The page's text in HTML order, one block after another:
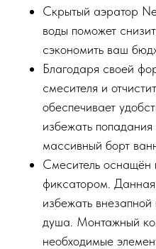
Скрытый аэратор
воды поможет
сэкономить ваш
Благодаря своей
смесителя и
обеспечивает
избежать
массивный борт
Смеситель оснащён
фиксатором.
избежать
душа. Монтажный
необходимые